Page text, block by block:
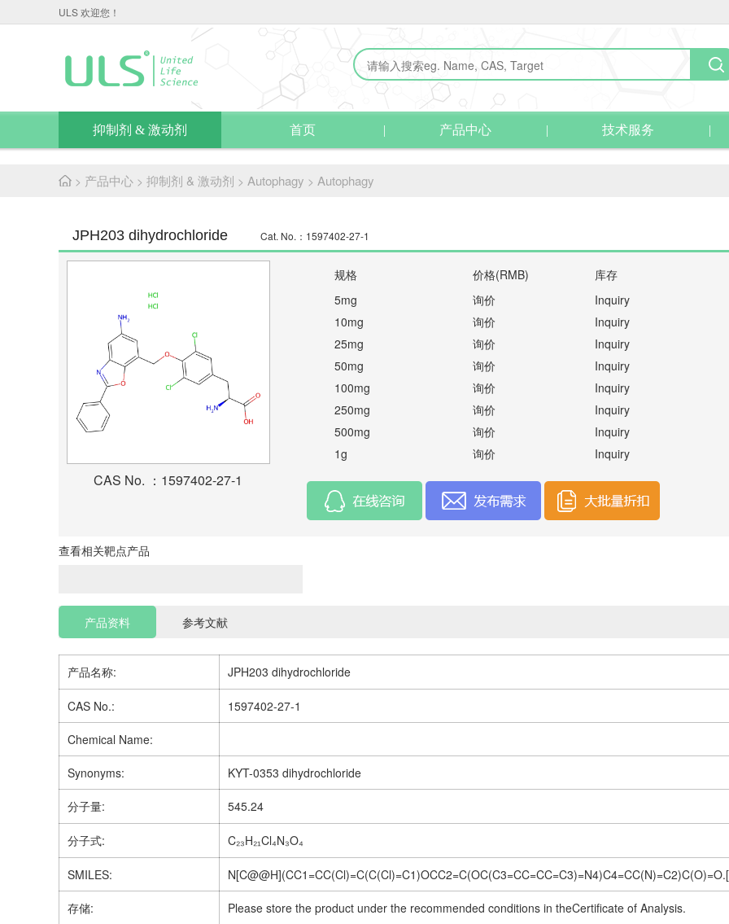
ULS 欢迎您！
抑制剂 & 激动剂 首页 产品中心 技术服务
> 产品中心 > 抑制剂 & 激动剂 > Autophagy > Autophagy
JPH203 dihydrochloride Cat. No.：1597402-27-1
CAS No. ：1597402-27-1
规格 价格(RMB)
库存
5mg
询价
Inquiry
10mg
询价
Inquiry
25mg
询价
Inquiry
50mg
询价
Inquiry
100mg
询价
Inquiry
250mg
询价
Inquiry
500mg
询价
Inquiry
1g
询价 Inquiry
查看相关靶点产品
产品资料 参考文献
产品名称: JPH203 dihydrochloride
CAS No.: 1597402-27-1
Chemical Name:
Synonyms: KYT-0353 dihydrochloride
分子量: 545.24
分子式: C₂₃H₂₁Cl₄N₃O₄
SMILES:
存储: Please store the product under the recommended conditions in theCertificate of Analysis.